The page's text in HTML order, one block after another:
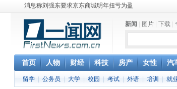
消息称刘强东要求京东商城明年扭亏为盈
煤价"跳水"电企利润"蹦高" 电煤联动亟待完善
苹果公司自建太阳能电厂为数据中心供电
吃饭、睡觉、黑人人？
网络电商和传统出版商的角逐：亚马逊停止接受Hachette
英国小猫因长得像希特勒遭袭 被扔垃圾左眼致盲
《中二病也想谈恋爱》女主角特报预告公开
新闻 图片 下载
首页 人物 财经 科技 房产 女性 汽
留学 公务员 大学 校园 考试 外语 培训 就